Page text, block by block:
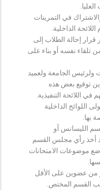
في التمرينات
الداخلية.
قرار إحالة الطلاب إلى
نفسه أو بناء على
ولرئيس الجامعة ولعميد
توقيع بعض هذه
اللائحة التنفيذية.
اللوائح الداخلية
بها.
الليسانس أو
أخذ رأي مجلس القسم
موضوعات الامتحانات
من عضوين على الأقل
القسم المختص.